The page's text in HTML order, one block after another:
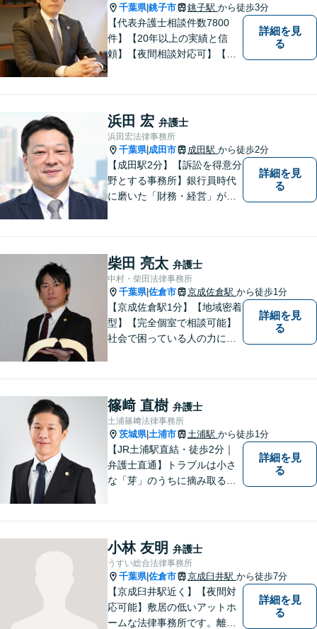
千葉県|銚子市 銚子駅 から徒歩3分
【代表弁護士相談件数7800
件】【20年以上の実績と信
頼】【夜間相談対応可】【法
域の皆様の生活に貢献してま
いりました。豊富な経験を活
かし地域の法律問題をサポー
トいたします。
詳細を見
る
浜田 宏 弁護士
浜田宏法律事務所
千葉県| 成田市 成田駅 から徒歩2分
【成田駅2分】【訴訟を得意分
野とする事務所】銀行員時代
に磨いた「財務・経営」が強
すいパートナーを目指してい
ます。【元裁判官の弁護士も
在籍】企業法務を中心に、個
人案件にも対応
詳細を見
る
柴田 亮太 弁護士
中村・柴田法律事務所
千葉県|佐倉市 京成佐倉駅 から徒歩1分
【京成佐倉駅1分】【地域密着
型】【完全個室で相談可能】
社会で困っている人の力にな
相続、離婚・男女問題、交通
事故の案件を広く受け付けて
います。 ぜひご相談くださ
い。
詳細を見
る
篠﨑 直樹 弁護士
土浦篠﨑法律事務所
茨城県| 土浦市 土浦駅 から徒歩1分
【JR土浦駅直結・徒歩2分｜
弁護士直通】トラブルは小さ
な「芽」のうちに摘み取るこ
詳細を見
る
小林 友明 弁護士
うすい総合法律事務所
千葉県|佐倉市 京成臼井駅 から徒歩7分
【京成臼井駅近く】【夜間対
応可能】敷居の低いアットホ
ームな法律事務所です。離婚
詳細を見
る